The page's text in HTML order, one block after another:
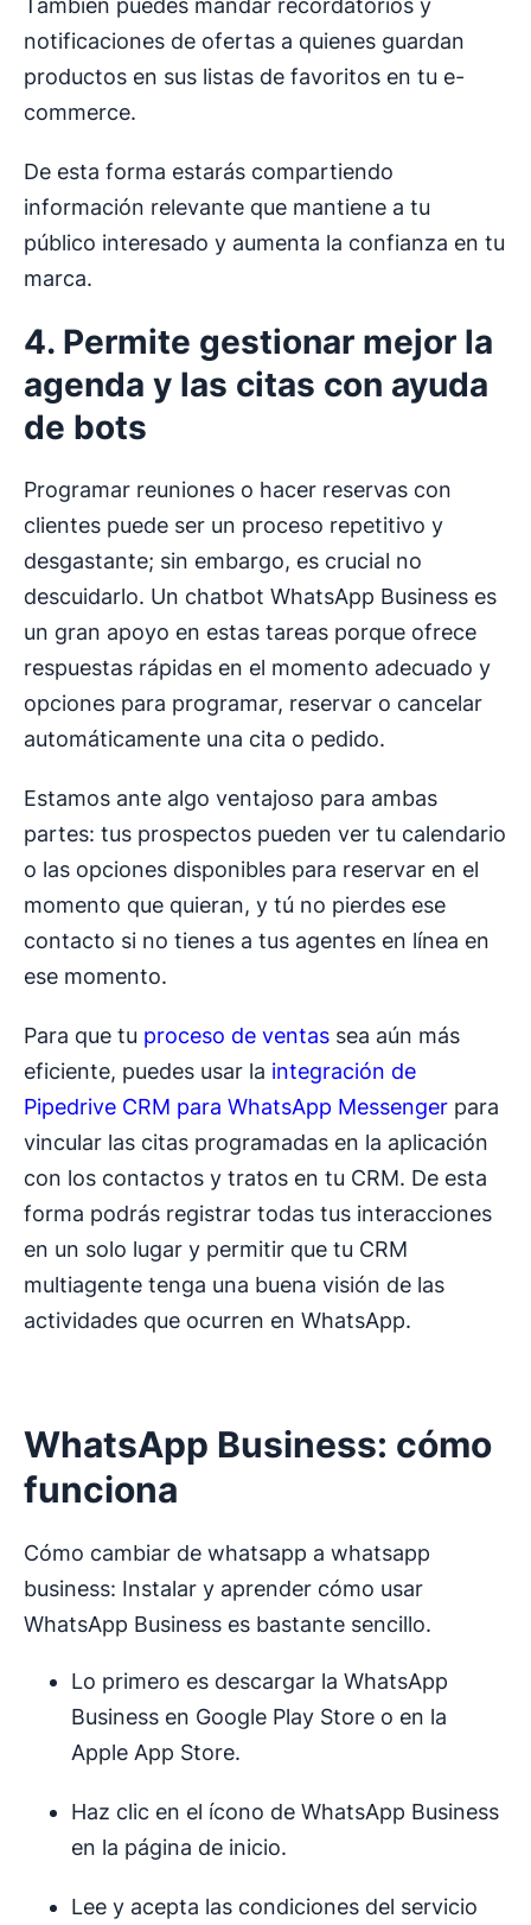
También puedes mandar recordatorios y
notificaciones de ofertas a quienes guardan
productos en sus listas de favoritos en tu e-
commerce.
De esta forma estarás compartiendo
información relevante que mantiene a tu
público interesado y aumenta la confianza en tu
marca.
4. Permite gestionar mejor la
agenda y las citas con ayuda
de bots
Programar reuniones o hacer reservas con
clientes puede ser un proceso repetitivo y
desgastante; sin embargo, es crucial no
descuidarlo. Un chatbot WhatsApp Business es
un gran apoyo en estas tareas porque ofrece
respuestas rápidas en el momento adecuado y
opciones para programar, reservar o cancelar
automáticamente una cita o pedido.
Estamos ante algo ventajoso para ambas
partes: tus prospectos pueden ver tu calendario
o las opciones disponibles para reservar en el
momento que quieran, y tú no pierdes ese
contacto si no tienes a tus agentes en línea en
ese momento.
Para que tu proceso de ventas sea aún más
eficiente, puedes usar la integración de
Pipedrive CRM para WhatsApp Messenger para
vincular las citas programadas en la aplicación
con los contactos y tratos en tu CRM. De esta
forma podrás registrar todas tus interacciones
en un solo lugar y permitir que tu CRM
multiagente tenga una buena visión de las
actividades que ocurren en WhatsApp.
WhatsApp Business: cómo
funciona
Cómo cambiar de whatsapp a whatsapp
business: Instalar y aprender cómo usar
WhatsApp Business es bastante sencillo.
Lo primero es descargar la WhatsApp
Business en Google Play Store o en la
Apple App Store.
Haz clic en el ícono de WhatsApp Business
en la página de inicio.
Lee y acepta las condiciones del servicio